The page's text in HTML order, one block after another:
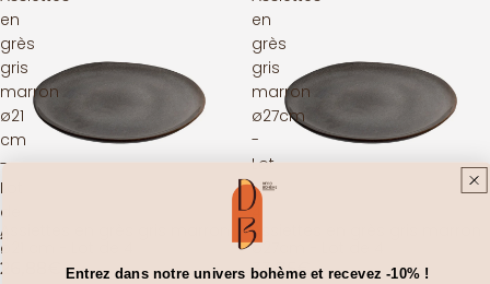
en
grès
gris
marron
ø21
cm
-
Lot
de
4ÉPUISÉ
Assiettes en grès gris marron
ø21 cm - Lot de 4
26,88€
en
grès
gris
marron
ø27cm
-
Lot
de
4
ÉPUISÉ
Assiettes en grès gris marron
ø27cm - Lot de 4
33,75€
Entrez dans notre univers bohème et recevez -10%!